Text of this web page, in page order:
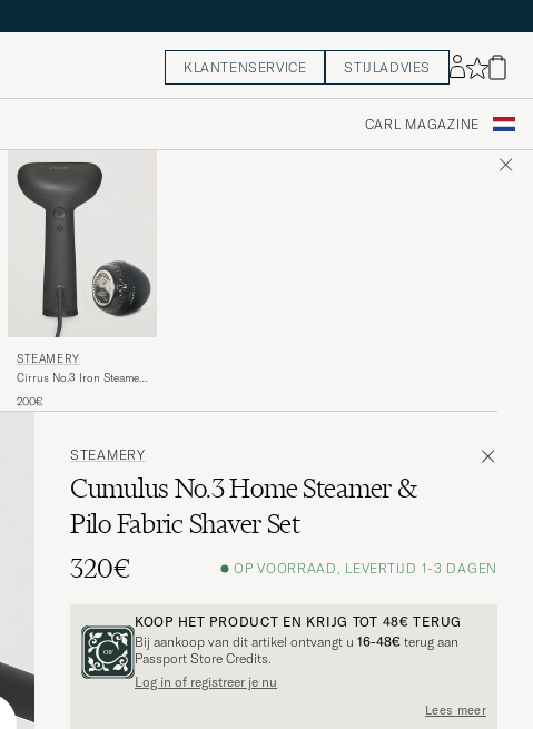
KLANTENSERVICE STIJLADVIES
CARL MAGAZINE
STEAMERY
Cirrus No.3 Iron Steamer
200€
STEAMERY
Cumulus No.3 Home Steamer &
Pilo Fabric Shaver Set
320€
OP VOORRAAD, LEVERTIJD 1-3 DAGEN
KOOP HET PRODUCT EN KRIJG TOT 48€ TERUG
Bij aankoop van dit artikel ontvangt u 16-48€ terug aan
Passport Store Credits.
Log in of registreer je nu
Lees meer